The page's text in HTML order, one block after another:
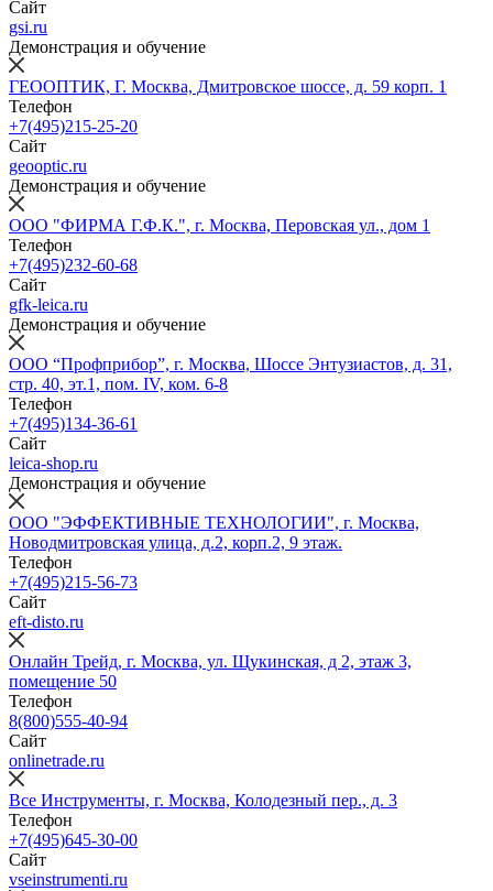
Сайт
gsi.ru
Демонстрация и обучение
ГЕООПТИК, Г. Москва, Дмитровское шоссе, д. 59 корп. 1
Телефон
+7(495)215-25-20
Сайт
geooptic.ru
Демонстрация и обучение
ООО "ФИРМА Г.Ф.К.", г. Москва, Перовская ул., дом 1
Телефон
+7(495)232-60-68
Сайт
gfk-leica.ru
Демонстрация и обучение
ООО “Профприбор”, г. Москва, Шоссе Энтузиастов, д. 31,
стр. 40, эт.1, пом. IV, ком. 6-8
Телефон
+7(495)134-36-61
Сайт
leica-shop.ru
Демонстрация и обучение
ООО "ЭФФЕКТИВНЫЕ ТЕХНОЛОГИИ", г. Москва,
Новодмитровская улица, д.2, корп.2, 9 этаж.
Телефон
+7(495)215-56-73
Сайт
eft-disto.ru
Онлайн Трейд, г. Москва, ул. Щукинская, д 2, этаж 3,
помещение 50
Телефон
8(800)555-40-94
Сайт
onlinetrade.ru
Все Инструменты, г. Москва, Колодезный пер., д. 3
Телефон
+7(495)645-30-00
Сайт
vseinstrumenti.ru